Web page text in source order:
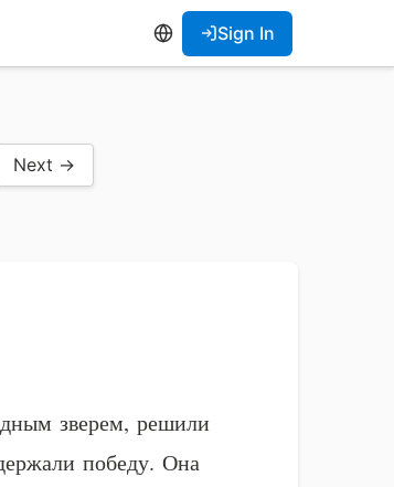
Sign In
Next →
зверем, решили
победу. Она